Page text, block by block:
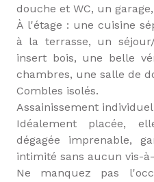
douche et WC, un
À l'étage : une cuisine
à la terrasse, un
insert bois, une belle
chambres, une salle de
Combles isolés.
Assainissement
Idéalement placée,
dégagée imprenable,
intimité sans aucun vis-
Ne manquez pas